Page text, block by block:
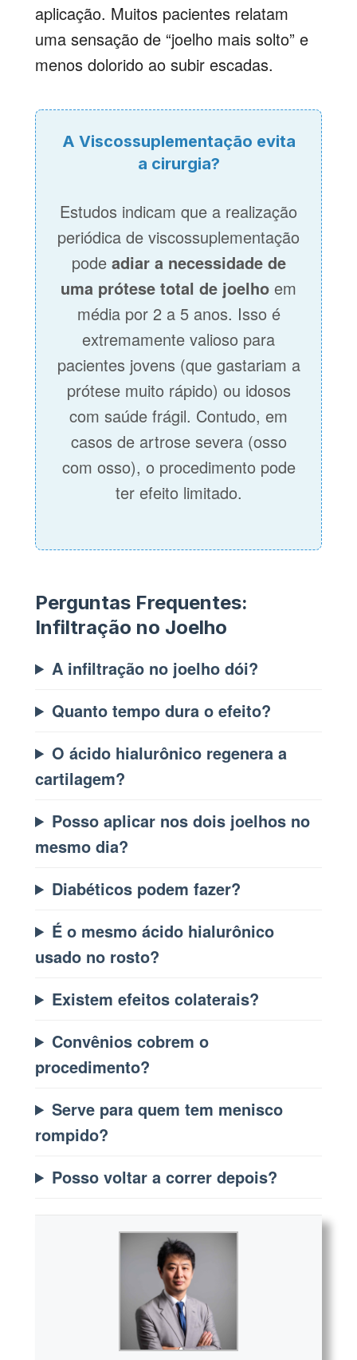
aplicação. Muitos pacientes relatam
uma sensação de “joelho mais solto” e
menos dolorido ao subir escadas.
A Viscossuplementação evita
a cirurgia?
Estudos indicam que a realização
periódica de viscossuplementação
pode adiar a necessidade de
uma prótese total de joelho em
média por 2 a 5 anos. Isso é
extremamente valioso para
pacientes jovens (que gastariam a
prótese muito rápido) ou idosos
com saúde frágil. Contudo, em
casos de artrose severa (osso
com osso), o procedimento pode
ter efeito limitado.
Perguntas Frequentes:
Infiltração no Joelho
A infiltração no joelho dói?
Quanto tempo dura o efeito?
O ácido hialurônico regenera a
cartilagem?
Posso aplicar nos dois joelhos no
mesmo dia?
Diabéticos podem fazer?
É o mesmo ácido hialurônico
usado no rosto?
Existem efeitos colaterais?
Convênios cobrem o
procedimento?
Serve para quem tem menisco
rompido?
Posso voltar a correr depois?